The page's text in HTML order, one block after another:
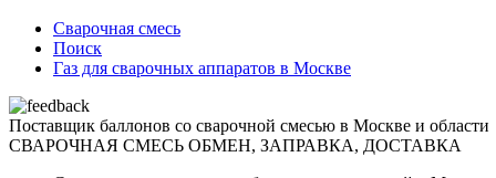
Сварочная смесь
Поиск
Газ для сварочных аппаратов в Москве
Поставщик баллонов со сварочной смесью в Москве и области
СВАРОЧНАЯ СМЕСЬ ОБМЕН, ЗАПРАВКА, ДОСТАВКА